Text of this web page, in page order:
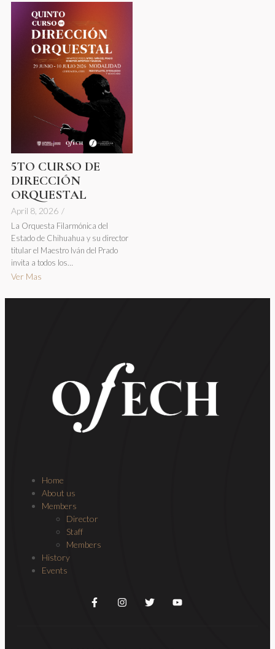
5TO CURSO DE
DIRECCIÓN
ORQUESTAL
April 8, 2026 /
La Orquesta Filarmónica del
Estado de Chihuahua y su director
titular el Maestro Iván del Prado
invita a todos los…
Ver Mas
Home
About us
Members
Director
Staff
Members
History
Events